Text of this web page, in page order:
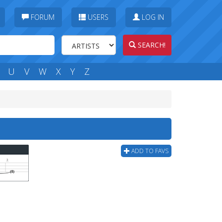
FORUM USERS LOG IN
SEARCH!
U V W X Y Z
ADD TO FAVS